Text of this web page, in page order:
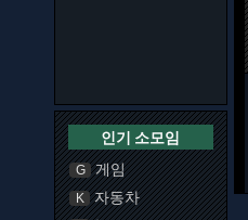
인기 소모임
G 게임
K 자동차